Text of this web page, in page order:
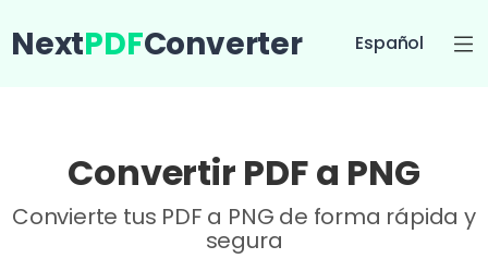
NextPDFConverter Español
Convertir PDF a PNG
Convierte tus PDF a PNG de forma rápida y
segura